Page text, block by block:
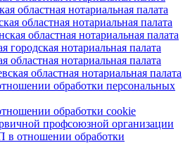
областная нотариальная палата
областная нотариальная палата
областная нотариальная палата
городская нотариальная палата
областная нотариальная палата
областная нотариальная палата
обработки персональных
обработки cookie
профсоюзной организации
в отношении обработки